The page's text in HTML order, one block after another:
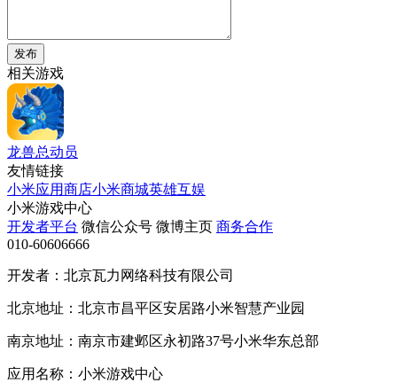
发布
相关游戏
龙兽总动员
友情链接
小米应用商店小米商城英雄互娱
小米游戏中心
开发者平台 微信公众号 微博主页 商务合作
010-60606666
开发者：北京瓦力网络科技有限公司
北京地址：北京市昌平区安居路小米智慧产业园
南京地址：南京市建邺区永初路37号小米华东总部
应用名称：小米游戏中心